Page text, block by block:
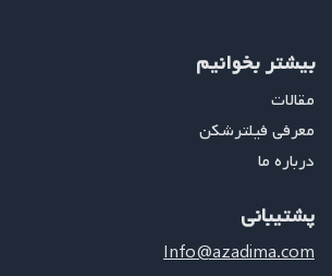
بیشتر بخوانیم
مقالات
معرفی فیلترشکن
درباره ما
پشتیبانی
Info@azadima.com